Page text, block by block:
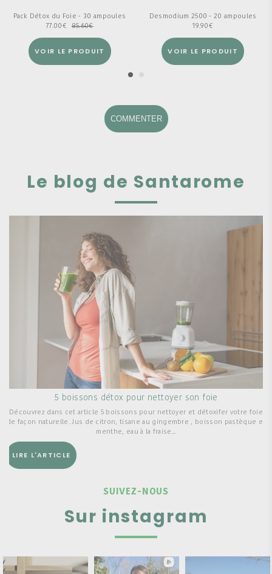
Pack Détox du Foie - 30 ampoules
€
85.60
€
77.00
VOIR LE PRODUIT
Desmodium 2500 - 20 ampoules
€
19.90
VOIR LE PRODUIT
COMMENTER
Le blog de Santarome
5 boissons détox pour nettoyer son foie
Découvrez dans cet article 5 boissons pour nettoyer et détoxifer votre foie
de façon naturelle. Jus de citron, tisane au gingembre , boisson pastèque et
menthe, eau à la fraise...
LIRE L'ARTICLE
SUIVEZ-NOUS
Sur instagram